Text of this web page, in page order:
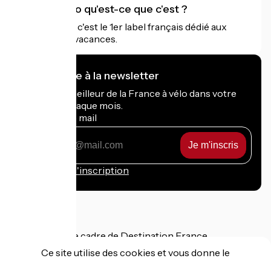
Accueil Vélo qu'est-ce que c'est ?
Accueil Vélo c'est le 1er label français dédié aux
cyclistes en vacances.
Je m'abonne à la newsletter
Recevez le meilleur de la France à vélo dans votre
boîte mail chaque mois.
Mon adresse mail
Conditions d'inscription
Financé dans le cadre de Destination France
Ce site utilise des cookies et vous donne le